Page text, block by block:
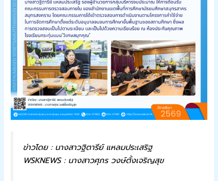
ข่าวโดย : นางสาวฐิตารีย์ แหลมประเสริฐ
WSKNEWS : นางสาวศุภร วงษ์ตั้งเจริญสุข